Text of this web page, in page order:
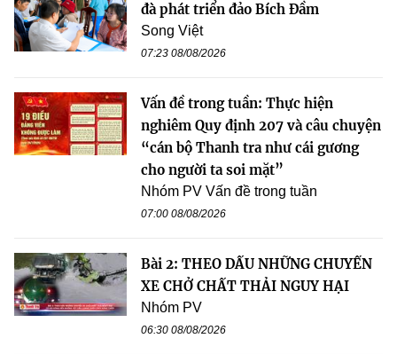
đà phát triển đảo Bích Đầm
Song Việt
07:23 08/08/2026
Vấn đề trong tuần: Thực hiện
nghiêm Quy định 207 và câu chuyện
“cán bộ Thanh tra như cái gương
cho người ta soi mặt”
Nhóm PV Vấn đề trong tuần
07:00 08/08/2026
Bài 2: THEO DẤU NHỮNG CHUYẾN
XE CHỞ CHẤT THẢI NGUY HẠI
Nhóm PV
06:30 08/08/2026